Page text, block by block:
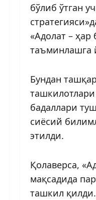
бўлиб ўтган
«Адолат –
таъминлашга
Бундан
бадаллари
сиёсий
этилди.
Қолаверса,
мақсадида
ташкил